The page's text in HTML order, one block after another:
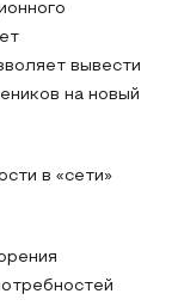
вывести
на новый
в «сети»